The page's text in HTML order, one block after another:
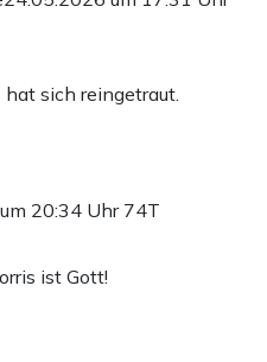
sich reingetraut.
20:34 Uhr 74T
ist Gott!